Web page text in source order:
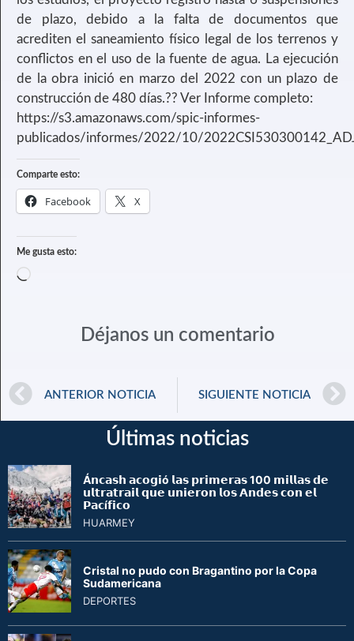
de plazo, debido a la falta de documentos que
acrediten el saneamiento físico legal de los terrenos y
conflictos en el uso de la fuente de agua. La ejecución
de la obra inició en marzo del 2022 con un plazo de
construcción de 480 días.?️‍?️ Ver Informe completo:
https://s3.amazonaws.com/spic-informes-
publicados/informes/2022/10/
Comparte esto:
Facebook X
Me gusta esto:
Déjanos un comentario
ANTERIOR NOTICIA SIGUIENTE NOTICIA
Últimas noticias
Á𝗻𝗰𝗮𝘀𝗵 𝗮𝗰𝗼𝗴𝗶ó 𝗹𝗮𝘀 𝗽𝗿𝗶𝗺𝗲𝗿𝗮𝘀 100 𝗺𝗶𝗹𝗹𝗮𝘀 𝗱𝗲
𝘂𝗹𝘁𝗿𝗮𝘁𝗿𝗮𝗶𝗹 𝗾𝘂𝗲 𝘂𝗻𝗶𝗲𝗿𝗼𝗻 𝗹𝗼𝘀 𝗔𝗻𝗱𝗲𝘀 𝗰𝗼𝗻 𝗲𝗹
𝗣𝗮𝗰í𝗳𝗶𝗰𝗼
HUARMEY
Cristal no pudo con Bragantino por la Copa
Sudamericana
DEPORTES